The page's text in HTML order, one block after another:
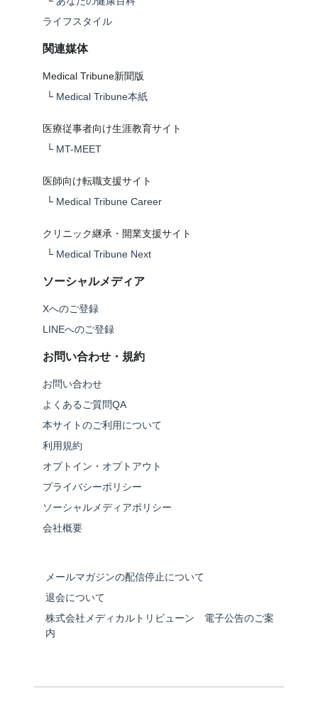
ライフスタイル
関連媒体
Medical Tribune新聞版
└ Medical Tribune本紙
医療従事者向け生涯教育サイト
└ MT-MEET
医師向け転職支援サイト
└ Medical Tribune Career
クリニック継承・開業支援サイト
└ Medical Tribune Next
ソーシャルメディア
Xへのご登録
LINEへのご登録
お問い合わせ・規約
お問い合わせ
よくあるご質問QA
本サイトのご利用について
利用規約
オプトイン・オプトアウト
プライバシーポリシー
ソーシャルメディアポリシー
会社概要
メールマガジンの配信停止について
退会について
株式会社メディカルトリビューン 電子公告のご案
内